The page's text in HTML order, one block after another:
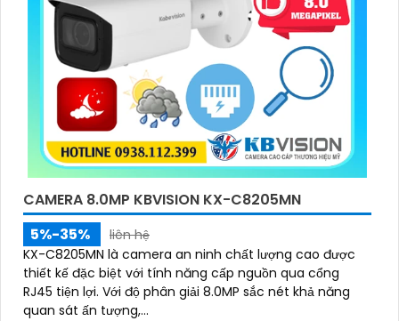
CAMERA 8.0MP KBVISION KX-C8205MN
5%-35%
liên hệ
KX-C8205MN là camera an ninh chất lượng cao được
thiết kế đặc biệt với tính năng cấp nguồn qua cổng
RJ45 tiện lợi. Với độ phân giải 8.0MP sắc nét khả năng
quan sát ấn tượng,...